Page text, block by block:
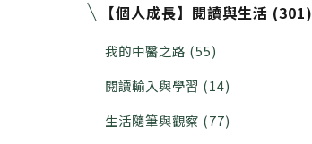
【個人成長】閱讀與生活 (301)
我的中醫之路 (55)
閱讀輸入與學習 (14)
生活隨筆與觀察 (77)